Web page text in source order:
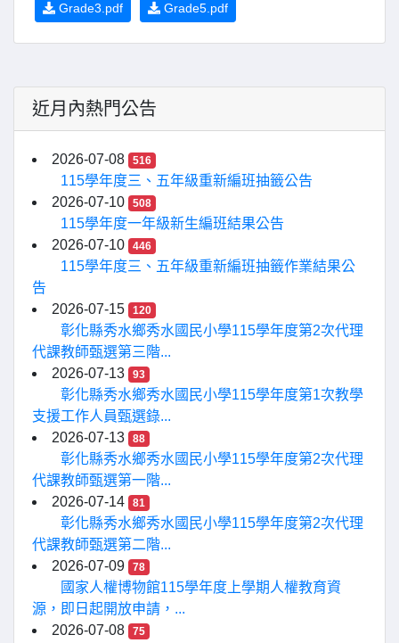
Grade3.pdf Grade5.pdf
近月內熱門公告
2026-07-08 516
115學年度三、五年級重新編班抽籤公告
2026-07-10
508
115學年度一年級新生編班結果公告
2026-07-10
446
115學年度三、五年級重新編班抽籤作業結果公
告
2026-07-15
120
彰化縣秀水鄉秀水國民小學115學年度第2次代理
代課教師甄選第三階...
2026-07-13
93
彰化縣秀水鄉秀水國民小學115學年度第1次教學
支援工作人員甄選錄...
2026-07-13
88
彰化縣秀水鄉秀水國民小學115學年度第2次代理
代課教師甄選第一階...
2026-07-14
81
彰化縣秀水鄉秀水國民小學115學年度第2次代理
代課教師甄選第二階...
2026-07-09
78
國家人權博物館115學年度上學期人權教育資
源，即日起開放申請，...
2026-07-08
75